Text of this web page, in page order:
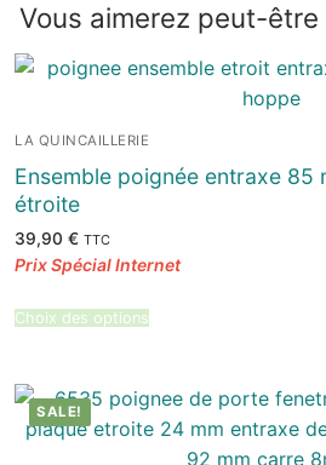
Vous aimerez peut-
LA QUINCAILLERIE
Ensemble poignée entraxe 85
étroite
39,90 € TTC
Choix des options
SALE!